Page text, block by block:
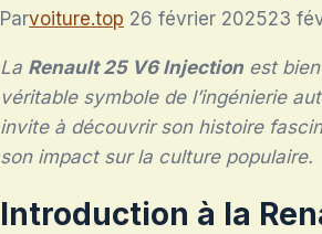
Parvoiture.top 26 février 202523
La Renault 25 V6 Injection est
véritable symbole de l’ingénierie
invite à découvrir son histoire
son impact sur la culture populaire.
Introduction à la